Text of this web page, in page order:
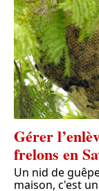
Gérer
frelons en
Un nid de
maison, c'est